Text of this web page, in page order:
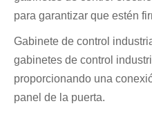
para garantizar que estén
Gabinete de control
gabinetes de control
proporcionando una
panel de la puerta.